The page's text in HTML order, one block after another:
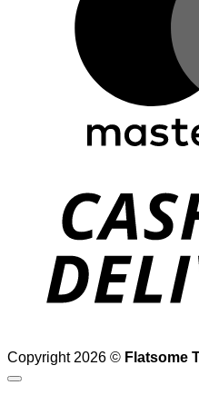
Copyright 2026 © Flatsome